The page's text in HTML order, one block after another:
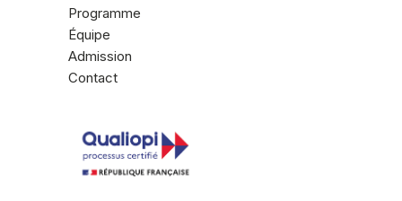
Programme
Équipe
Admission
Contact